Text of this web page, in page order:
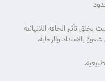
تأثير الحافة اللانهائية
بالامتداد والرحابة.